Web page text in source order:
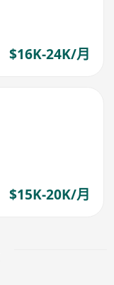
$16K-24K/月
$15K-20K/月